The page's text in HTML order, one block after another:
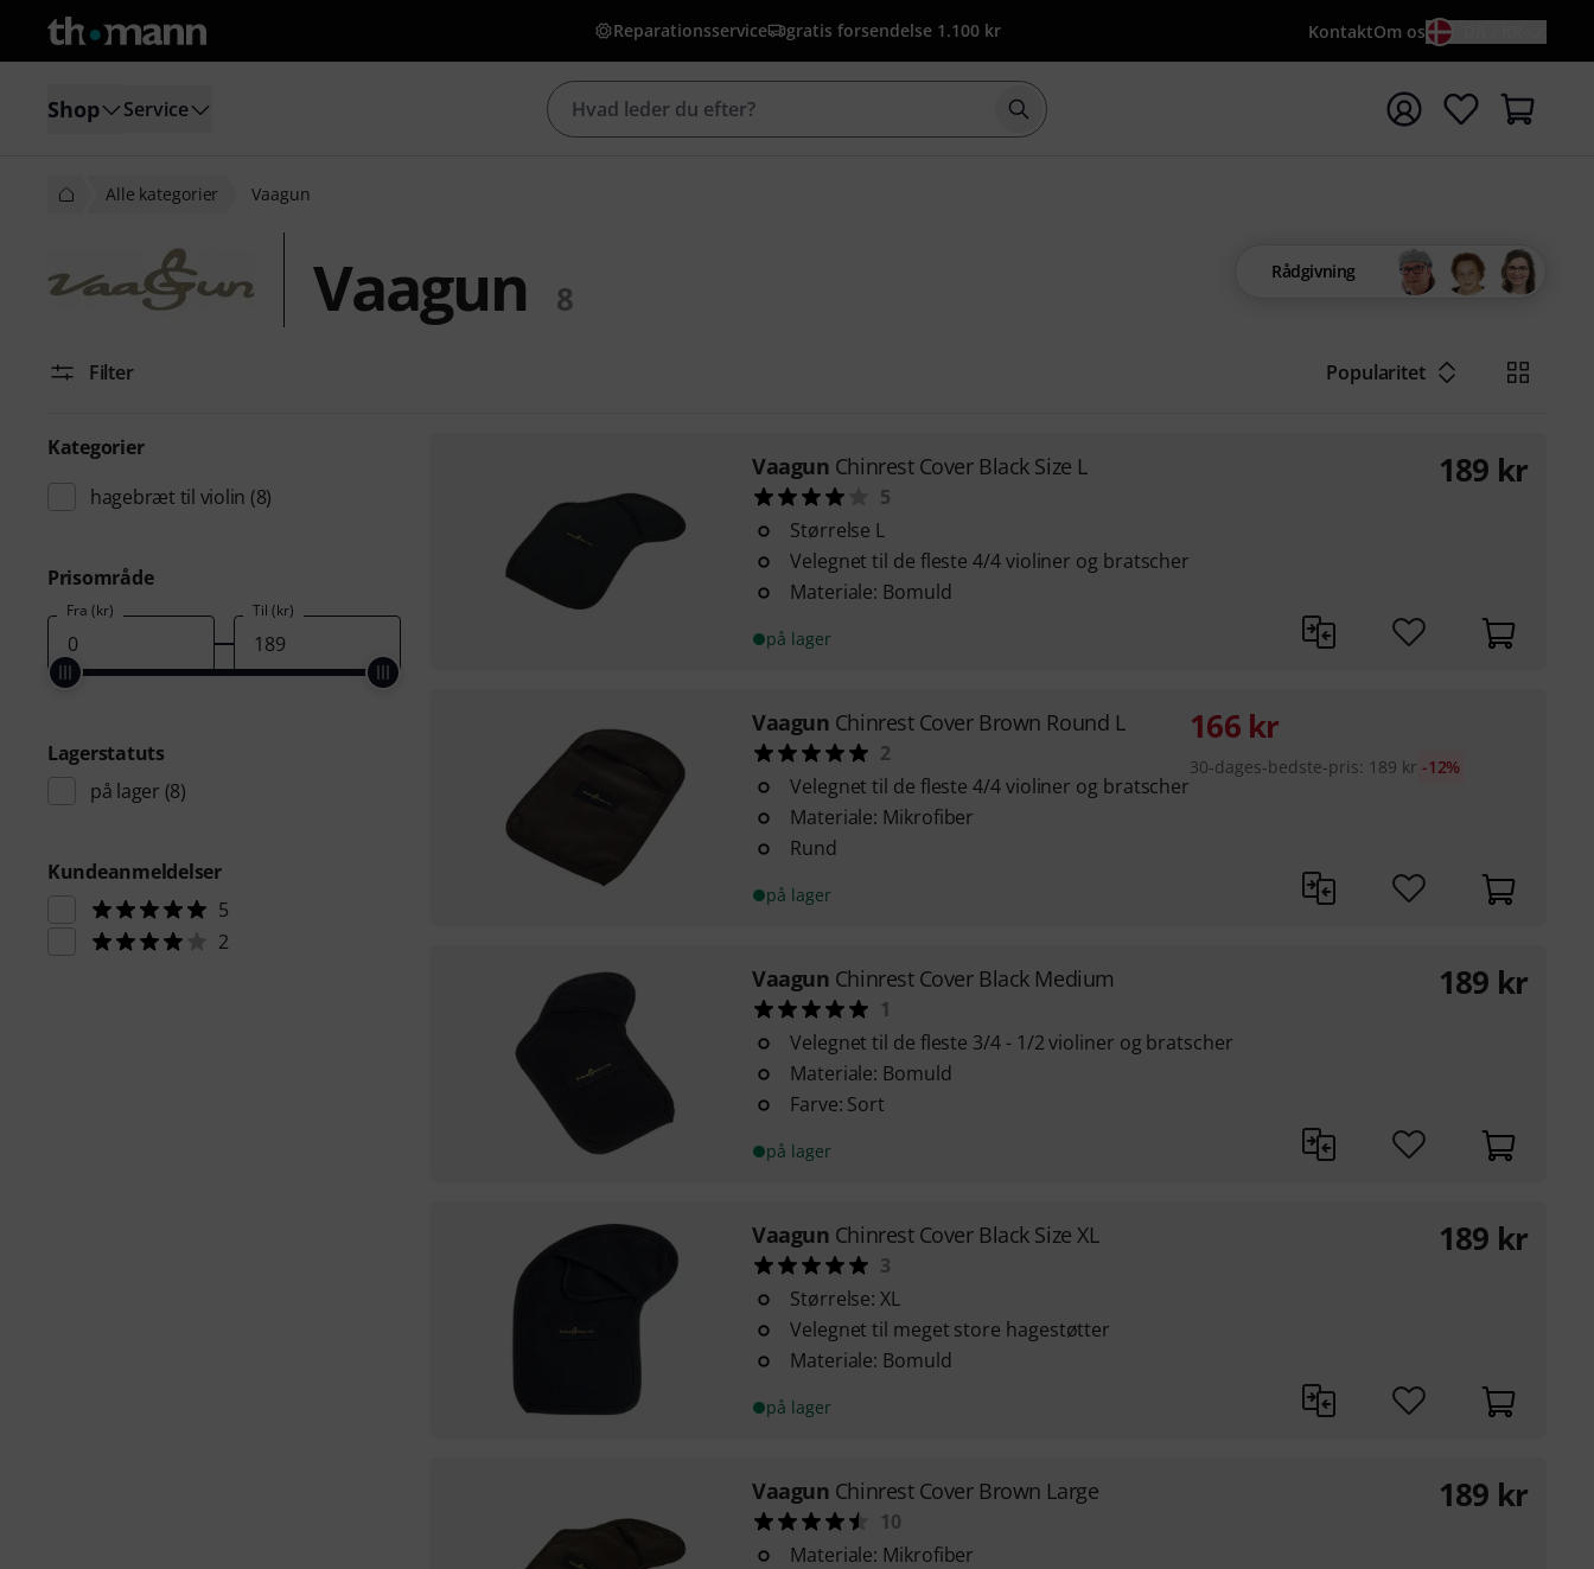
Reparationsservice gratis forsendelse 1.100 kr KontaktOm os
Shop Service Start søgning med søgeord {searchTerm}
Alle kategorier Vaagun
Vaagun 8
Rådgivning
Filter Popularitet
Kategorier
hagebræt til violin (8)
Prisområde
Fra (kr) Til (kr)
Lagerstatuts
på lager (8)
Kundeanmeldelser
5
2
Vaagun Chinrest Cover Black Size L
5
Størrelse L
Velegnet til de fleste 4/4 violiner og bratscher
Materiale: Bomuld
på lager
189 kr
Vaagun Chinrest Cover Brown Round L
2
Velegnet til de fleste 4/4 violiner og bratscher
Materiale: Mikrofiber
Rund
på lager
166 kr
30-dages-bedste-pris: 189 kr -12%
Vaagun Chinrest Cover Black Medium
1
Velegnet til de fleste 3/4 - 1/2 violiner og bratscher
Materiale: Bomuld
Farve: Sort
på lager
189 kr
Vaagun Chinrest Cover Black Size XL
3
Størrelse: XL
Velegnet til meget store hagestøtter
Materiale: Bomuld
på lager
189 kr
Vaagun Chinrest Cover Brown Large
10
Materiale: Mikrofiber
189 kr